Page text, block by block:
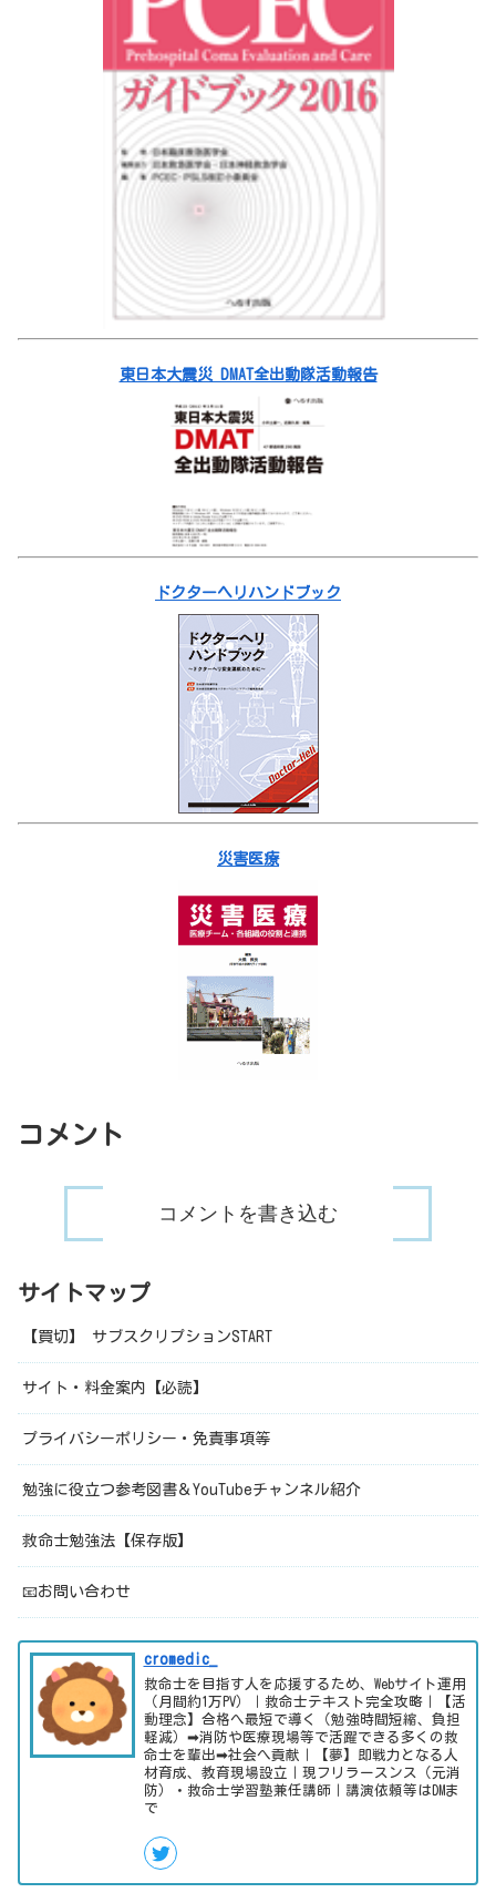
東日本大震災 DMAT全出動隊活動報告
ドクターヘリハンドブック
災害医療
コメント
コメントを書き込む
サイトマップ
【買切】 サブスクリプションSTART
サイト・料金案内【必読】
プライバシーポリシー・免責事項等
勉強に役立つ参考図書＆YouTubeチャンネル紹介
救命士勉強法【保存版】
📧お問い合わせ
cromedic_
救命士を目指す人を応援するため、Webサイト運用
（月間約1万PV）｜救命士テキスト完全攻略｜【活
動理念】合格へ最短で導く（勉強時間短縮、負担
軽減）➡消防や医療現場等で活躍できる多くの救
命士を輩出➡社会へ貢献｜【夢】即戦力となる人
材育成、教育現場設立｜現フリラースンス（元消
防）・救命士学習塾兼任講師｜講演依頼等はDMま
で